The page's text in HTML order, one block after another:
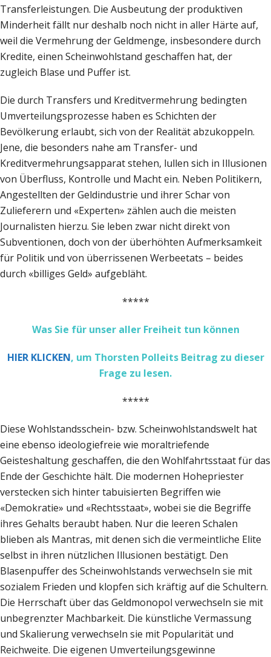
Transferleistungen. Die Ausbeutung der produktiven
Minderheit fällt nur deshalb noch nicht in aller Härte auf,
weil die Vermehrung der Geldmenge, insbesondere durch
Kredite, einen Scheinwohlstand geschaffen hat, der
zugleich Blase und Puffer ist.
Die durch Transfers und Kreditvermehrung bedingten
Umverteilungsprozesse haben es Schichten der
Bevölkerung erlaubt, sich von der Realität abzukoppeln.
Jene, die besonders nahe am Transfer- und
Kreditvermehrungsapparat stehen, lullen sich in Illusionen
von Überfluss, Kontrolle und Macht ein. Neben Politikern,
Angestellten der Geldindustrie und ihrer Schar von
Zulieferern und «Experten» zählen auch die meisten
Journalisten hierzu. Sie leben zwar nicht direkt von
Subventionen, doch von der überhöhten Aufmerksamkeit
für Politik und von überrissenen Werbeetats – beides
durch «billiges Geld» aufgebläht.
*****
Was Sie für unser aller Freiheit tun können
HIER KLICKEN, um Thorsten Polleits Beitrag zu dieser
Frage zu lesen.
*****
Diese Wohlstandsschein- bzw. Scheinwohlstandswelt hat
eine ebenso ideologiefreie wie moraltriefende
Geisteshaltung geschaffen, die den Wohlfahrtsstaat für das
Ende der Geschichte hält. Die modernen Hohepriester
verstecken sich hinter tabuisierten Begriffen wie
«Demokratie» und «Rechtsstaat», wobei sie die Begriffe
ihres Gehalts beraubt haben. Nur die leeren Schalen
blieben als Mantras, mit denen sich die vermeintliche Elite
selbst in ihren nützlichen Illusionen bestätigt. Den
Blasenpuffer des Scheinwohlstands verwechseln sie mit
sozialem Frieden und klopfen sich kräftig auf die Schultern.
Die Herrschaft über das Geldmonopol verwechseln sie mit
unbegrenzter Machbarkeit. Die künstliche Vermassung
und Skalierung verwechseln sie mit Popularität und
Reichweite. Die eigenen Umverteilungsgewinne